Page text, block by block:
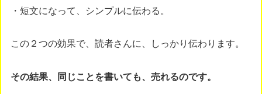
・短文になって、シンプルに伝わる。
この２つの効果で、読者さんに、しっかり伝わります。
その結果、同じことを書いても、売れるのです。